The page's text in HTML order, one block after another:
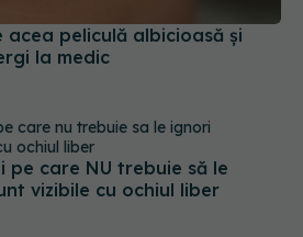
acea peliculă albicioasă și
la medic
pe care NU trebuie să le
vizibile cu ochiul liber